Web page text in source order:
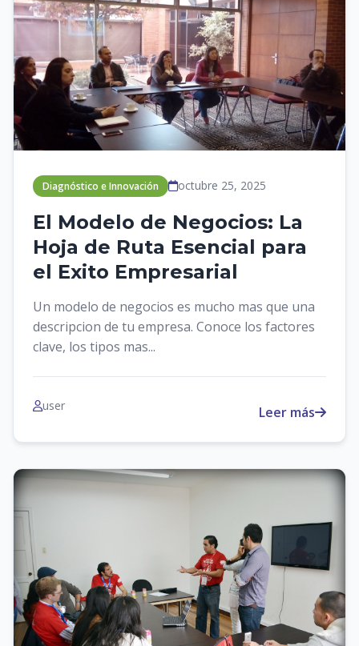
Diagnóstico e Innovación octubre 25, 2025
El Modelo de Negocios: La
Hoja de Ruta Esencial para
el Exito Empresarial
Un modelo de negocios es mucho mas que una
descripcion de tu empresa. Conoce los factores
clave, los tipos mas...
user Leer más